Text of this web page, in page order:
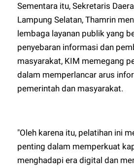
Sementara itu, Sekretaris
Lampung Selatan, Thamrin
lembaga layanan publik yang
penyebaran informasi dan
masyarakat, KIM memegang
dalam memperlancar arus
pemerintah dan masyarakat.
"Oleh karena itu, pelatihan ini
penting dalam memperkuat
menghadapi era digital dan